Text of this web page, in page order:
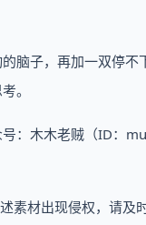
脑子，再加一双停不
。
：木木老贼（ID：
素材出现侵权，请及